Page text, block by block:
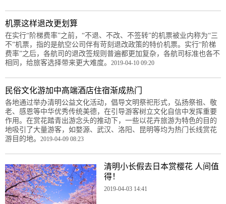
机票这样退改更划算
在实行“阶梯费率”之前，“不退、不改、不签转”的机票被业内称为“三
不”机票，指的是航空公司伴有苛刻退改政策的特价机票。实行“阶梯
费率”之后，各航司的退改签规则普遍都更加复杂，各航司标准也各不
相同，给旅客选择带来更大难度。 2019-04-10 09:20
民俗文化游加中高端酒店住宿渐成热门
各地通过举办清明公益文化活动，倡导文明祭祀形式，弘扬祭祖、敬
老、感恩等中华优秀传统美德，在引导游客树立文化自信中发挥重要
作用。在赏花踏青出游念头的推动下，一些以花卉旅游为特色的目的
地吸引了大量游客，如婺源、武汉、洛阳、昆明等均为热门长线赏花
游目的地。 2019-04-09 08:23
清明小长假去日本赏樱花 人间值
得！
2019-04-03 14:41